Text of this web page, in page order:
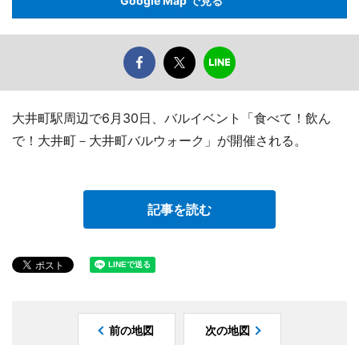
大井町駅周辺で6月30日、バルイベント「食べて！飲ん
で！大井町－大井町バルウォーク」が開催される。
記事を読む
前の地図 次の地図